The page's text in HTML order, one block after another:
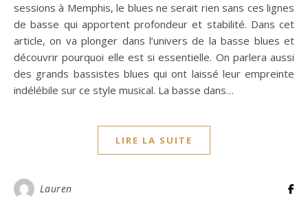
sessions à Memphis, le blues ne serait rien sans ces lignes
de basse qui apportent profondeur et stabilité. Dans cet
article, on va plonger dans l’univers de la basse blues et
découvrir pourquoi elle est si essentielle. On parlera aussi
des grands bassistes blues qui ont laissé leur empreinte
indélébile sur ce style musical. La basse dans…
LIRE LA SUITE
Lauren